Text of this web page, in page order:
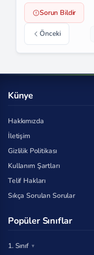
Sorun Bildir
Önceki
Künye
Hakkımızda
İletişim
Gizlilik Politikası
Kullanım Şartları
Telif Hakları
Sıkça Sorulan Sorular
Popüler Sınıflar
1. Sınıf